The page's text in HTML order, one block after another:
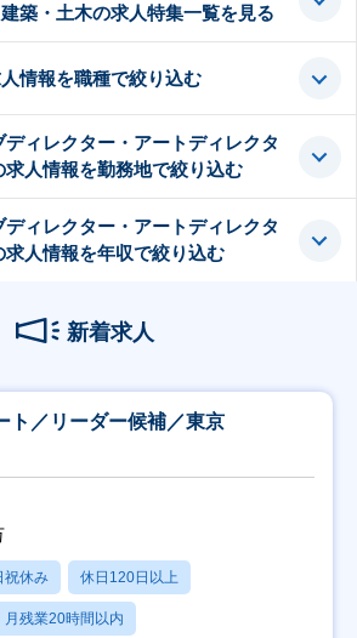
築・土木の求人特集一覧を見る
情報を職種で絞り込む
ディレクター・アートディレクタ
求人情報を勤務地で絞り込む
ディレクター・アートディレクタ
求人情報を年収で絞り込む
新着求人
ト／リーダー候補／東京
祝休み 休日120日以上
月残業20時間以内